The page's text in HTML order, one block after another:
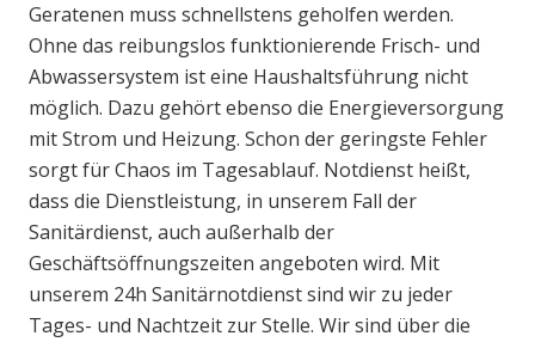
Geratenen muss schnellstens geholfen werden.
Ohne das reibungslos funktionierende Frisch- und
Abwassersystem ist eine Haushaltsführung nicht
möglich. Dazu gehört ebenso die Energieversorgung
mit Strom und Heizung. Schon der geringste Fehler
sorgt für Chaos im Tagesablauf. Notdienst heißt,
dass die Dienstleistung, in unserem Fall der
Sanitärdienst, auch außerhalb der
Geschäftsöffnungszeiten angeboten wird. Mit
unserem 24h Sanitärnotdienst sind wir zu jeder
Tages- und Nachtzeit zur Stelle. Wir sind über die